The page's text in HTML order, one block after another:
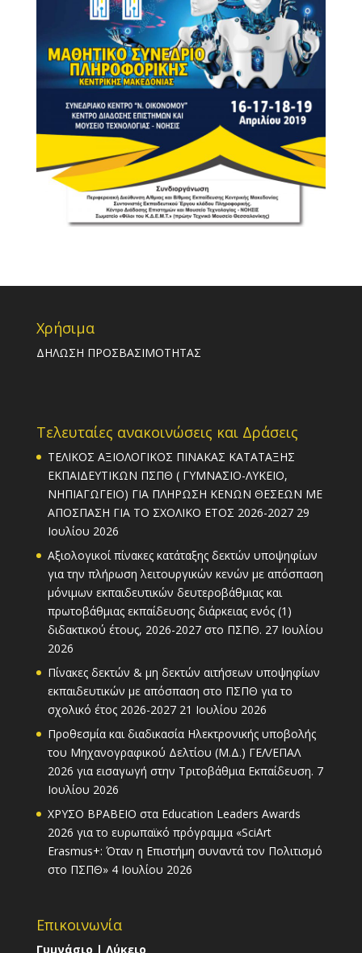
Χρήσιμα
ΔΗΛΩΣΗ ΠΡΟΣΒΑΣΙΜΟΤΗΤΑΣ
Τελευταίες ανακοινώσεις και Δράσεις
ΤΕΛΙΚΟΣ ΑΞΙΟΛΟΓΙΚΟΣ ΠΙΝΑΚΑΣ ΚΑΤΑΤΑΞΗΣ
ΕΚΠΑΙΔΕΥΤΙΚΩΝ ΠΣΠΘ ( ΓΥΜΝΑΣΙΟ-ΛΥΚΕΙΟ,
ΝΗΠΙΑΓΩΓΕΙΟ) ΓΙΑ ΠΛΗΡΩΣΗ ΚΕΝΩΝ ΘΕΣΕΩΝ ΜΕ
ΑΠΟΣΠΑΣΗ ΓΙΑ ΤΟ ΣΧΟΛΙΚΟ ΕΤΟΣ 2026-2027 29
Ιουλίου 2026
Αξιολογικοί πίνακες κατάταξης δεκτών υποψηφίων
για την πλήρωση λειτουργικών κενών με απόσπαση
μόνιμων εκπαιδευτικών δευτεροβάθμιας και
πρωτοβάθμιας εκπαίδευσης διάρκειας ενός (1)
διδακτικού έτους, 2026-2027 στο ΠΣΠΘ. 27 Ιουλίου
2026
Πίνακες δεκτών & μη δεκτών αιτήσεων υποψηφίων
εκπαιδευτικών με απόσπαση στο ΠΣΠΘ για το
σχολικό έτος 2026-2027 21 Ιουλίου 2026
Προθεσμία και διαδικασία Ηλεκτρονικής υποβολής
του Μηχανογραφικού Δελτίου (Μ.Δ.) ΓΕΛ/ΕΠΑΛ
2026 για εισαγωγή στην Τριτοβάθμια Εκπαίδευση. 7
Ιουλίου 2026
ΧΡΥΣΟ ΒΡΑΒΕΙΟ στα Education Leaders Awards
2026 για το ευρωπαϊκό πρόγραμμα «SciArt
Erasmus+: Όταν η Επιστήμη συναντά τον Πολιτισμό
στο ΠΣΠΘ» 4 Ιουλίου 2026
Επικοινωνία
Γυμνάσιο | Λύκειο